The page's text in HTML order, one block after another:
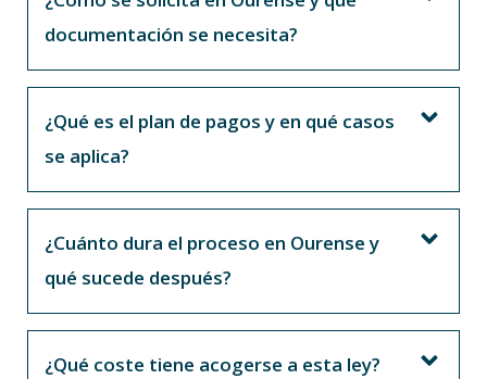
documentación se necesita?
¿Qué es el plan de pagos y en qué casos
se aplica?
¿Cuánto dura el proceso en Ourense y
qué sucede después?
¿Qué coste tiene acogerse a esta ley?